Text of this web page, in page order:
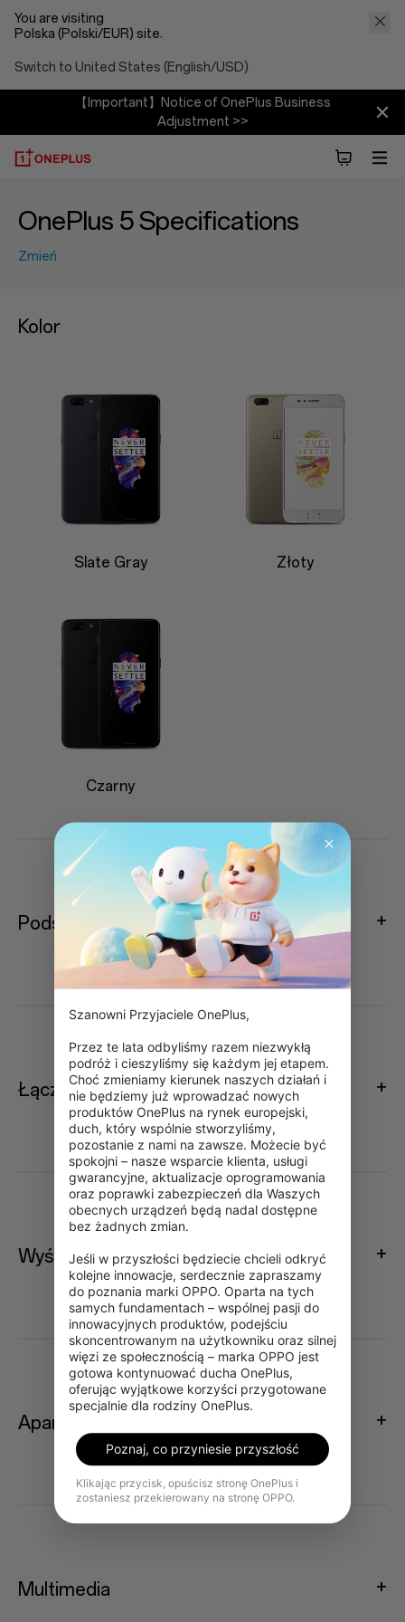
You are visiting
Polska (Polski/EUR) site.
Switch to United States (English/USD)
【Important】Notice of OnePlus Business
Adjustment >>
OnePlus 5 Specifications
Zmień
Kolor
Slate Gray Złoty
Czarny
Podstawowe parametry
Łączność
Wyświetlacz
Aparat
Multimedia
Szanowni Przyjaciele OnePlus,
Przez te lata odbyliśmy razem niezwykłą
podróż i cieszyliśmy się każdym jej etapem.
Choć zmieniamy kierunek naszych działań i
nie będziemy już wprowadzać nowych
produktów OnePlus na rynek europejski,
duch, który wspólnie stworzyliśmy,
pozostanie z nami na zawsze. Możecie być
spokojni – nasze wsparcie klienta, usługi
gwarancyjne, aktualizacje oprogramowania
oraz poprawki zabezpieczeń dla Waszych
obecnych urządzeń będą nadal dostępne
bez żadnych zmian.
Jeśli w przyszłości będziecie chcieli odkryć
kolejne innowacje, serdecznie zapraszamy
do poznania marki OPPO. Oparta na tych
samych fundamentach – wspólnej pasji do
innowacyjnych produktów, podejściu
skoncentrowanym na użytkowniku oraz silnej
więzi ze społecznością – marka OPPO jest
gotowa kontynuować ducha OnePlus,
oferując wyjątkowe korzyści przygotowane
specjalnie dla rodziny OnePlus.
Poznaj, co przyniesie przyszłość
Klikając przycisk, opuścisz stronę OnePlus i
zostaniesz przekierowany na stronę OPPO.